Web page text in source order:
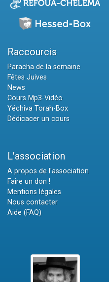
Raccourcis
Paracha de la semaine
Fêtes Juives
News
Cours Mp3-Vidéo
Yéchiva Torah-Box
Dédicacer un cours
L'association
A propos de l'association
Faire un don !
Mentions légales
Nous contacter
Aide (FAQ)